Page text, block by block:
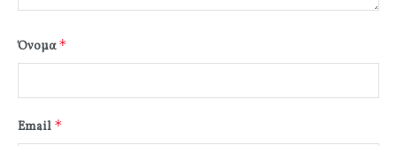
Όνομα*
Email *